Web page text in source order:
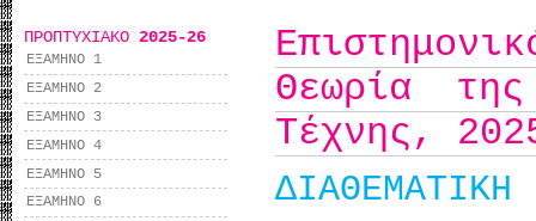
ΠΡΟΠΤΥΧΙΑΚΟ 2025-26
ΕΞΑΜΗΝΟ 1
ΕΞΑΜΗΝΟ 2
ΕΞΑΜΗΝΟ 3
ΕΞΑΜΗΝΟ 4
ΕΞΑΜΗΝΟ 5
ΕΞΑΜΗΝΟ 6
Θεωρία
Τέχνης,
ΔΙΑΘΕΜΑΤΙΚΗ